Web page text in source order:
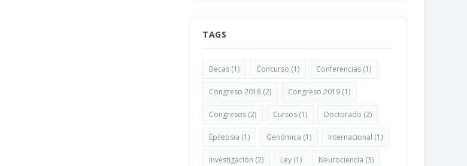
TAGS
Becas (1) Concurso (1) Conferencias (1)
Congreso 2018 (2) Congreso 2019 (1)
Congresos (2) Cursos (1) Doctorado (2)
Epilepsia (1) Genómica (1) Internacional (1)
Investigación (2) Ley (1) Neurociencia (3)